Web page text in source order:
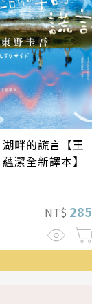
湖畔的謊言【王
蘊潔全新譯本】
NT$ 285